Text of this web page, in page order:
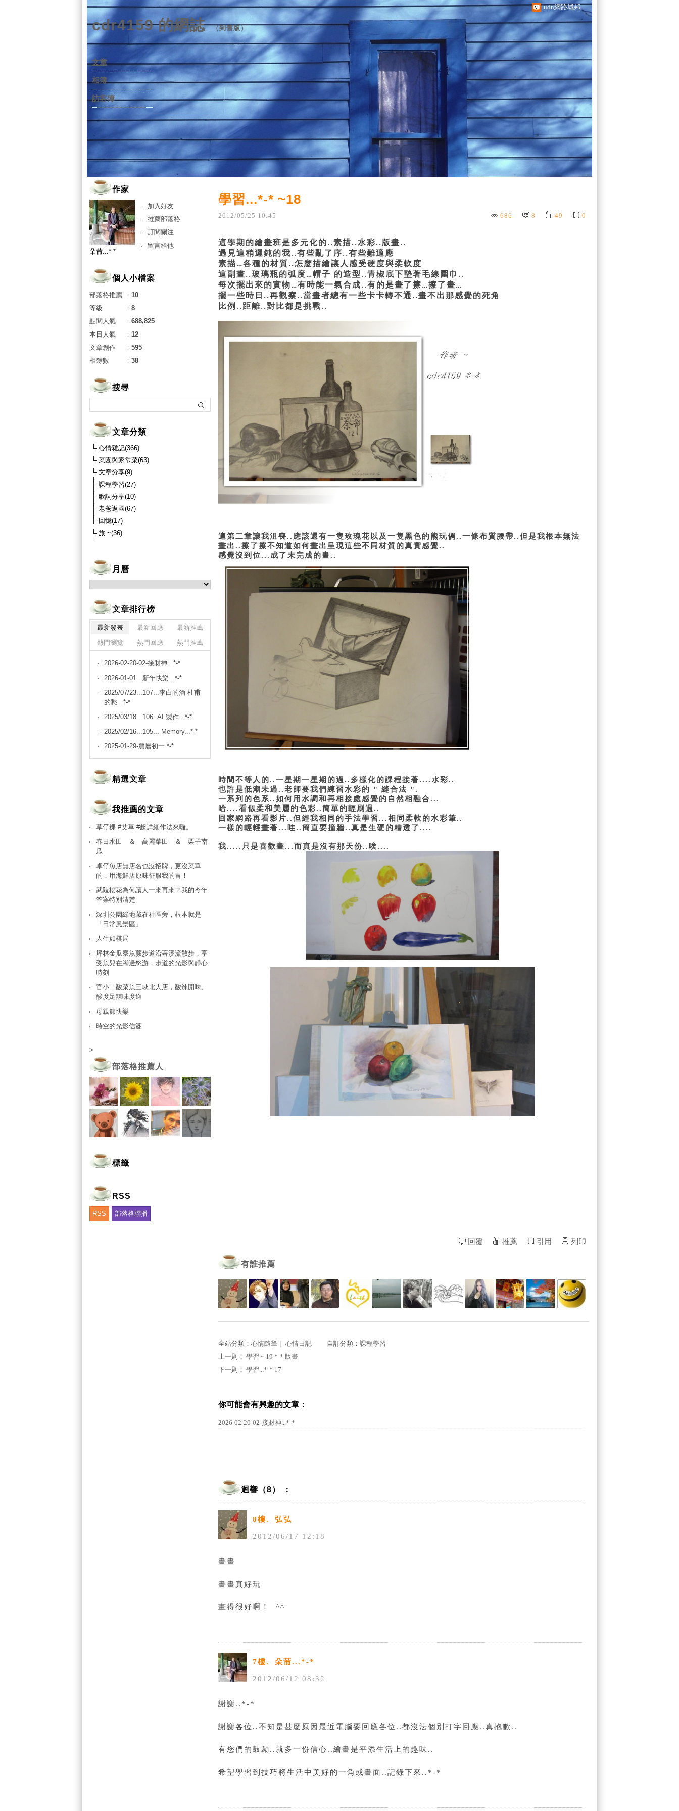
udn網路城邦
cdr4159 的網誌（到舊版）
文章
相簿
訪客簿
學習...*-* ~18
2012/05/25 10 :45 686 8 49 0
這學期的繪畫班是多元化的..素描..水彩..版畫..
遇見這稍遲鈍的我..有些亂了序..有些難適應
素描…各種的材質..怎麼描繪讓人感受硬度與柔軟度
這副畫..玻璃瓶的弧度…帽子 的造型 ..青椒底下墊著毛線圍巾 ..
每次擺出來的實物…有時能一氣合成..有的是畫了擦…擦了畫…
擺一些時日 ..再觀察..當畫者總有一些卡卡轉不通..畫不出那感覺的死角
比例..距離..對比都是挑戰..
這第二章讓我沮喪.. 應該還有一隻玫瑰花以及一隻黑色的熊玩偶..一條布質腰帶..但是我根本無法
畫出..擦了擦不知道如何畫出呈現這些不同材質的真實感覺..
感覺沒到位... 成了未完成的畫..
時間不等人的..一星期一星期的過.. 多樣化的課程接著....水彩..
也許是低潮未過..老師要我們練習水彩的 " 縫合法 ".
一系列的色系..如何用水調和再相接處感覺的自然相融合...
哈....看似柔和美麗的色彩..簡單的輕刷過..
回家網路再看影片..但經我相同的手法學習...相同柔軟的水彩筆..
一樣的輕輕畫著...哇..簡直要撞牆..真是生硬的糟透了....
我..... 只是喜歡畫...而真是沒有那天份..唉....
回覆 推薦 引用 列印
有誰推薦
全站分類： 心情隨筆 心情日記 自訂分類： 課程學習
上一則： 學習 ~ 19 *-* 版畫
下一則： 學習...*-* 17
你可能會有興趣的文章：
2026-02-20-02-接財神...*-*
迴響（8） ：
8樓. 弘弘
2012/06/17 12 : 18
畫畫
畫畫真好玩
畫得很好啊！ ^^
7樓. 朵荋...*-*
2012/06/12 08 :32
謝謝..*-*
謝謝各位..不知是甚麼原因最近電腦要回應各位..都沒法個別打字回應..真抱歉..
有您們的鼓勵..就多一份信心..繪畫是平添生活上的趣味..
希望學習到技巧將生活中美好的一角或畫面..記錄下來..*-*
作家
加入好友
推薦部落格
訂閱關注
留言給他
朵荋...*-*
個人小檔案
部落格推薦 ： 10
等級
： 8
點閱人氣
： 688,825
本日人氣
： 12
文章創作
： 595
相簿數
： 38
搜尋
文章分類
心情雜記(366)
菜園與家常菜(63)
文章分享(9)
課程學習(27)
歌詞分享(10)
老爸返國(67)
回憶(17)
旅 ~(36)
月曆
文章排行榜
最新發表 最新回應
最新推薦
熱門瀏覽
熱門回應 熱門推薦
2026-02-20-02-接財神...*-*
2026-01-01...新年快樂...*-*
2025/07/23...107...李白的酒 杜甫
的愁...*-*
2025/03/18...106..AI 製作...*-*
2025/02/16...105... Memory...*-*
2025-01-29-農曆初一 *-*
精選文章
我推薦的文章
草仔粿 #艾草 #超詳細作法來囉。
春日水田 ＆ 高麗菜田 ＆ 栗子南
瓜
卓仔魚店無店名也沒招牌，更沒菜單
的，用海鮮店原味征服我的胃！
武陵櫻花為何讓人一來再來？我的今年
答案特別清楚
深圳公園綠地藏在社區旁，根本就是
「日常風景區」
人生如棋局
坪林金瓜寮魚蕨步道沿著溪流散步，享
受魚兒在腳邊悠游，步道的光影與靜心
時刻
官小二酸菜魚三峽北大店，酸辣開味、
酸度足辣味度適
母親節快樂
時空的光影信箋
>
部落格推薦人
標籤
RSS
RSS 部落格聯播